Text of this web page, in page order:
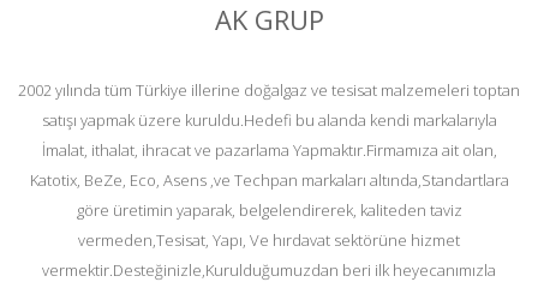
AK GRUP
2002 yılında tüm Türkiye illerine doğalgaz ve tesisat malzemeleri toptan
satışı yapmak üzere kuruldu.Hedefi bu alanda kendi markalarıyla
İmalat, ithalat, ihracat ve pazarlama Yapmaktır.Firmamıza ait olan,
Katotix, BeZe, Eco, Asens ,ve Techpan markaları altında,Standartlara
göre üretimin yaparak, belgelendirerek, kaliteden taviz
vermeden,Tesisat, Yapı, Ve hırdavat sektörüne hizmet
vermektir.Desteğinizle,Kurulduğumuzdan beri ilk heyecanımızla